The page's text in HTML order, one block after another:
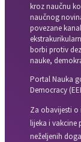
kroz naučnu
naučnog
povezane
borbi protiv
nauke,
Portal Nauka
Democracy
Za obavijesti o
lijeka i vakcine
neželjenih